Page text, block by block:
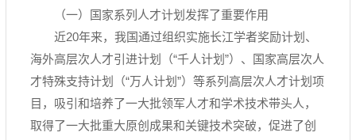
（一）国家系列人才计划发挥了重要作用
近20年来，我国通过组织实施长江学者奖励计划、
海外高层次人才引进计划（“千人计划”）、国家高层次人
才特殊支持计划（“万人计划”）等系列高层次人才计划项
目，吸引和培养了一大批领军人才和学术技术带头人，
取得了一大批重大原创成果和关键技术突破，促进了创